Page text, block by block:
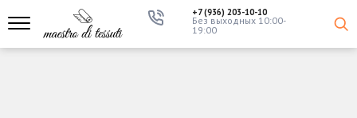
+7 (936) 203-10-10
Без выходных 10:00-
19:00